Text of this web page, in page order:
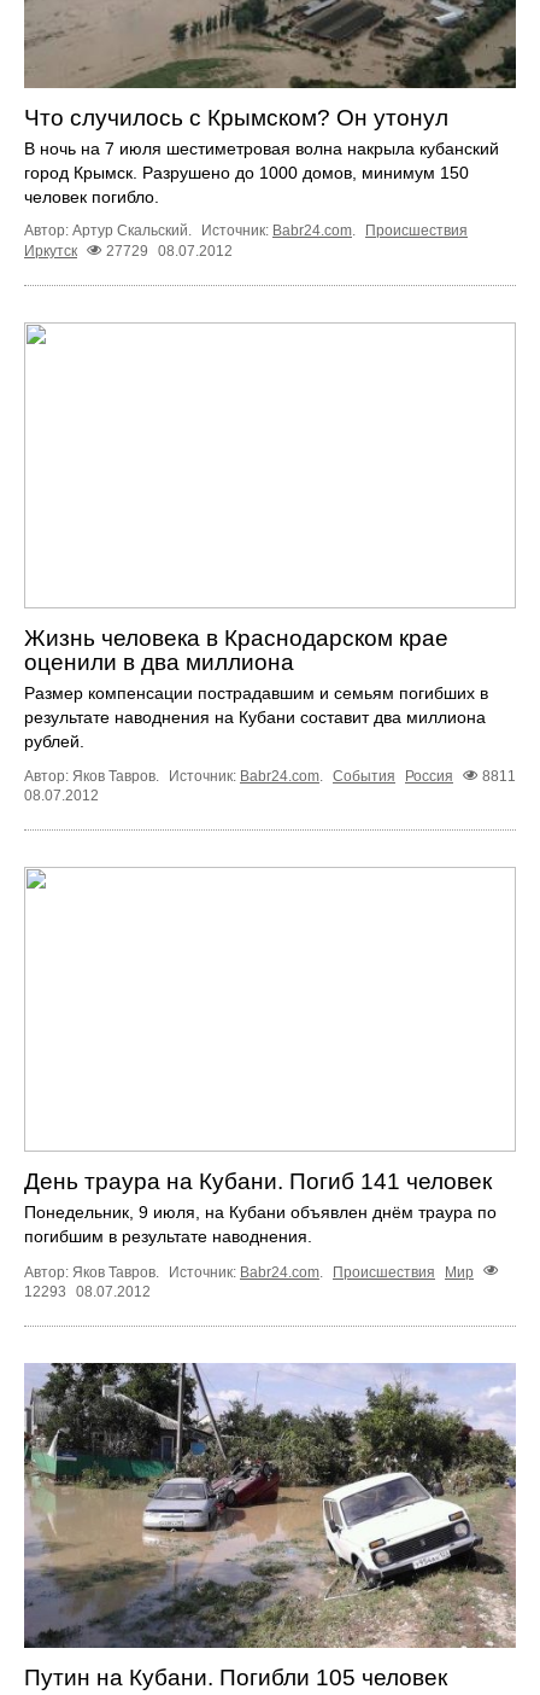
Что случилось с Крымском? Он утонул
В ночь на 7 июля шестиметровая волна накрыла кубанский
город Крымск. Разрушено до 1000 домов, минимум 150
человек погибло.
Автор: Артур Скальский. Источник: Babr24.com.
Происшествия
Иркутск
27729 08.07.2012
Жизнь человека в Краснодарском крае
оценили в два миллиона
Размер компенсации пострадавшим и семьям погибших в
результате наводнения на Кубани составит два миллиона
рублей.
Автор: Яков Тавров. Источник: Babr24.com. События Россия
8811
08.07.2012
День траура на Кубани. Погиб 141 человек
Понедельник, 9 июля, на Кубани объявлен днём траура по
погибшим в результате наводнения.
Автор: Яков Тавров. Источник: Babr24.com Происшествия
Мир
12293
08.07.2012
Путин на Кубани. Погибли 105 человек